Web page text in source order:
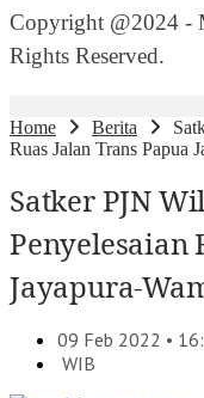
Copyright @2024 -
Rights Reserved.
Home Berita
Ruas Jalan Trans Papua
Satker PJN
Penyelesaian
Jayapura-
09 Feb 2022 •
WIB